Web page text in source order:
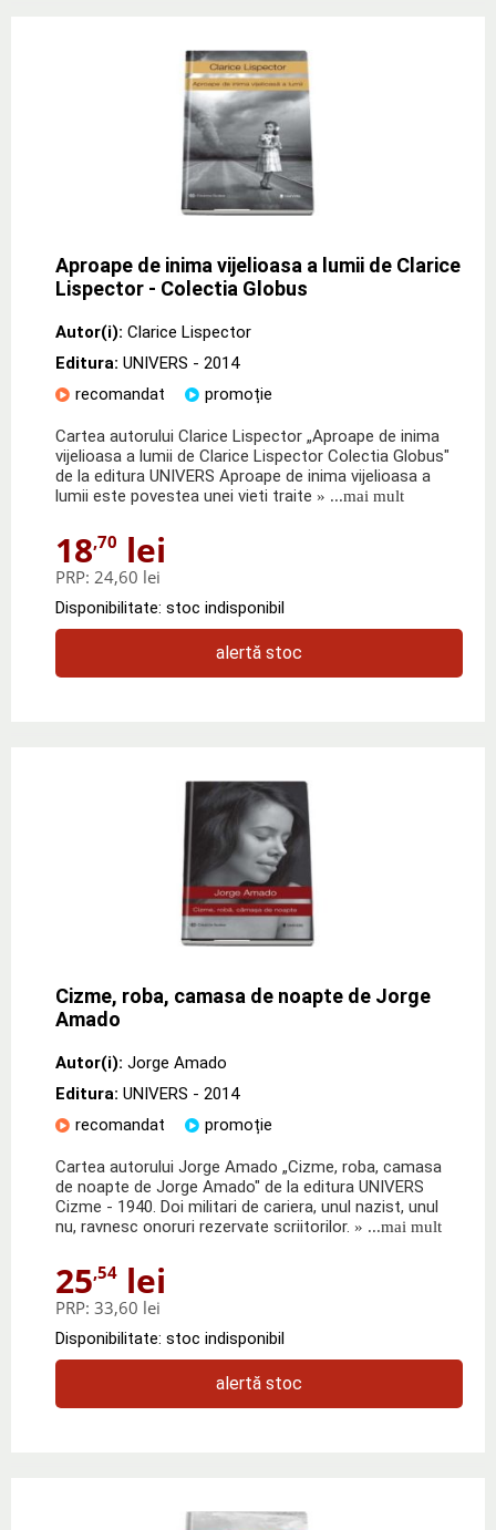
Aproape de inima vijelioasa a lumii de Clarice
Lispector - Colectia Globus
Autor(i): Clarice Lispector
Editura: UNIVERS - 2014
recomandat
promoție
Cartea autorului Clarice Lispector „Aproape de inima
vijelioasa a lumii de Clarice Lispector Colectia Globus"
de la editura UNIVERS Aproape de inima vijelioasa a
lumii este povestea unei vieti traite » ...mai mult
18,70 lei
PRP: 24,60 lei
Disponibilitate: stoc indisponibil
alertă stoc
Cizme, roba, camasa de noapte de Jorge
Amado
Autor(i): Jorge Amado
Editura: UNIVERS - 2014
recomandat
promoție
Cartea autorului Jorge Amado „Cizme, roba, camasa
de noapte de Jorge Amado" de la editura UNIVERS
Cizme - 1940. Doi militari de cariera, unul nazist, unul
nu, ravnesc onoruri rezervate scriitorilor. » ...mai mult
25,54 lei
PRP: 33,60 lei
Disponibilitate: stoc indisponibil
alertă stoc